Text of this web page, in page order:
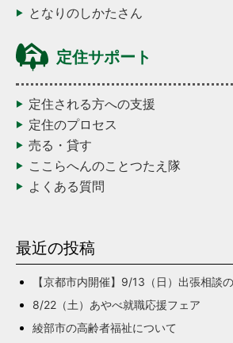
となりのしかたさん
定住サポート
定住される方への支援
定住のプロセス
売る・貸す
ここらへんのことつたえ隊
よくある質問
最近の投稿
【京都市内開催】9/13（日）出張相談
8/22（土）あやべ就職応援フェア
綾部市の高齢者福祉について